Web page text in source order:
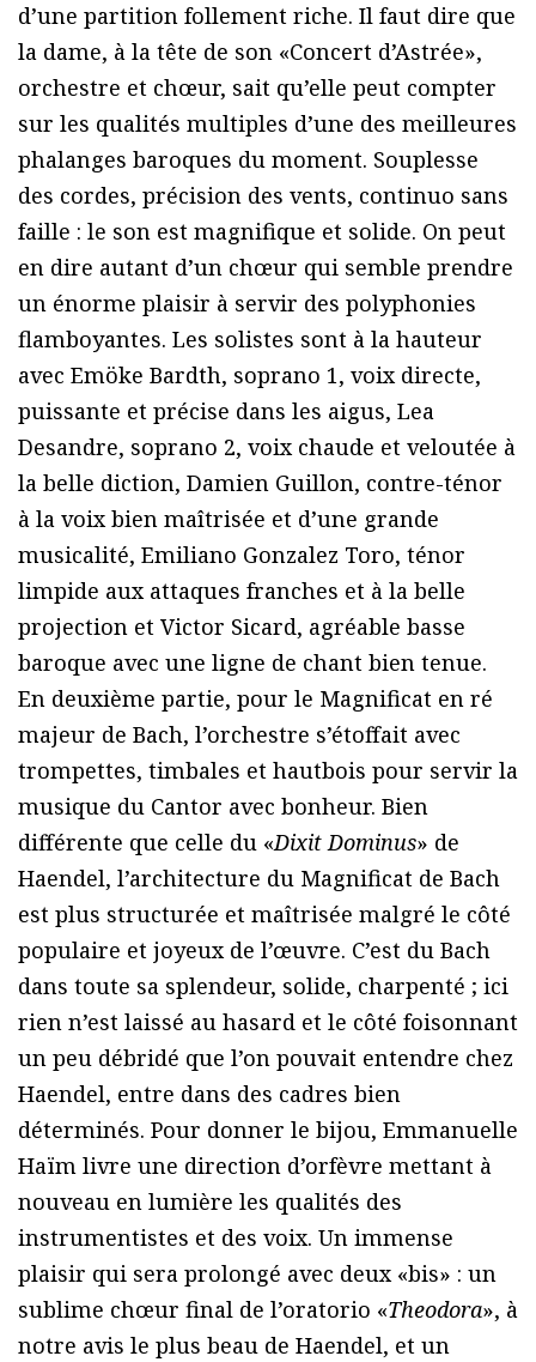
d’une partition follement riche. Il faut dire que
la dame, à la tête de son «Concert d’Astrée»,
orchestre et chœur, sait qu’elle peut compter
sur les qualités multiples d’une des meilleures
phalanges baroques du moment. Souplesse
des cordes, précision des vents, continuo sans
faille : le son est magnifique et solide. On peut
en dire autant d’un chœur qui semble prendre
un énorme plaisir à servir des polyphonies
flamboyantes. Les solistes sont à la hauteur
avec Emöke Bardth, soprano 1, voix directe,
puissante et précise dans les aigus, Lea
Desandre, soprano 2, voix chaude et veloutée à
la belle diction, Damien Guillon, contre-ténor
à la voix bien maîtrisée et d’une grande
musicalité, Emiliano Gonzalez Toro, ténor
limpide aux attaques franches et à la belle
projection et Victor Sicard, agréable basse
baroque avec une ligne de chant bien tenue.
En deuxième partie, pour le Magnificat en ré
majeur de Bach, l’orchestre s’étoffait avec
trompettes, timbales et hautbois pour servir la
musique du Cantor avec bonheur. Bien
différente que celle du «Dixit Dominus» de
Haendel, l’architecture du Magnificat de Bach
est plus structurée et maîtrisée malgré le côté
populaire et joyeux de l’œuvre. C’est du Bach
dans toute sa splendeur, solide, charpenté ; ici
rien n’est laissé au hasard et le côté foisonnant
un peu débridé que l’on pouvait entendre chez
Haendel, entre dans des cadres bien
déterminés. Pour donner le bijou, Emmanuelle
Haïm livre une direction d’orfèvre mettant à
nouveau en lumière les qualités des
instrumentistes et des voix. Un immense
plaisir qui sera prolongé avec deux «bis» : un
sublime chœur final de l’oratorio «Theodora», à
notre avis le plus beau de Haendel, et un